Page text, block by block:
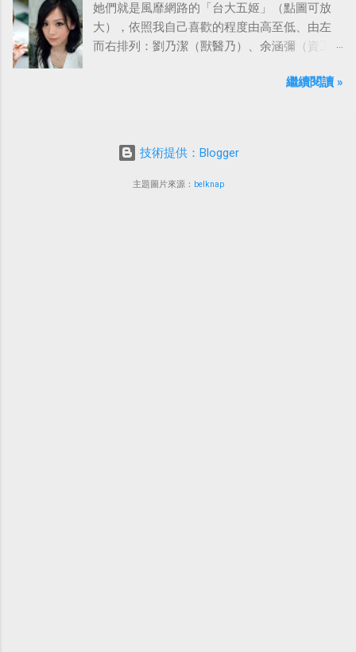
她們就是風靡網路的「台大五姬」（點圖可放
大），依照我自己喜歡的程度由高至低、由左
而右排列：劉乃潔（獸醫乃）、余涵彌（資工
蔓）、吳依潔（戲劇依）；這五位正妹透過網
繼續閱讀 »
技術提供：Blogger
主題圖片來源： belknap